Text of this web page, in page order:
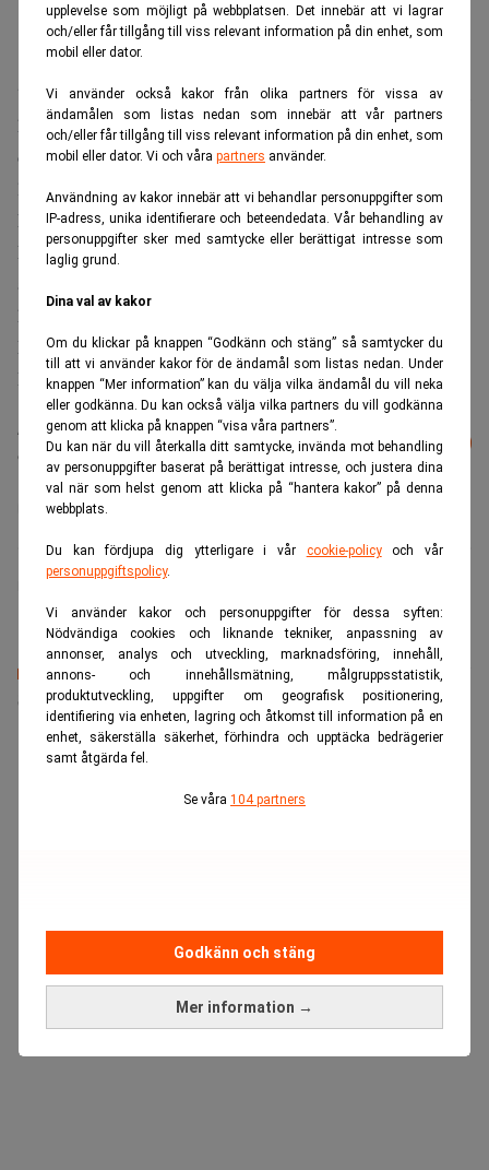
upplevelse som möjligt på webbplatsen. Det innebär att vi lagrar
och/eller får tillgång till viss relevant information på din enhet, som
mobil eller dator.
Vi använder också kakor från olika partners för vissa av
ändamålen som listas nedan som innebär att vår partners
och/eller får tillgång till viss relevant information på din enhet, som
mobil eller dator. Vi och våra partners använder.
Användning av kakor innebär att vi behandlar personuppgifter som
IP-adress, unika identifierare och beteendedata. Vår behandling av
personuppgifter sker med samtycke eller berättigat intresse som
laglig grund.
Dina val av kakor
Om du klickar på knappen “Godkänn och stäng” så samtycker du
till att vi använder kakor för de ändamål som listas nedan. Under
knappen “Mer information” kan du välja vilka ändamål du vill neka
eller godkänna. Du kan också välja vilka partners du vill godkänna
genom att klicka på knappen “visa våra partners”.
Du kan när du vill återkalla ditt samtycke, invända mot behandling
av personuppgifter baserat på berättigat intresse, och justera dina
val när som helst genom att klicka på “hantera kakor” på denna
webbplats.
Du kan fördjupa dig ytterligare i vår cookie-policyoch vår
personuppgiftspolicy.
Vi använder kakor och personuppgifter för dessa syften:
Nödvändiga cookies och liknande tekniker, anpassning av
annonser, analys och utveckling, marknadsföring, innehåll,
annons- och innehållsmätning, målgruppsstatistik,
produktutveckling, uppgifter om geografisk positionering,
identifiering via enheten, lagring och åtkomst till information på en
enhet, säkerställa säkerhet, förhindra och upptäcka bedrägerier
samt åtgärda fel.
Se våra 104 partners
Mer information →
Godkänn och stäng
“Penningpolitiken har en åtstramande effekt och ekonomin
håller på att kylas av. Samtidigt har företagens kostnader
ökat betydligt de senaste åren och fortsatt höga
löneökningar och kronförsvagningen fram till 2023
kommer sannolikt att hålla tillbaka disinflationen.
Följaktligen kommer det sannolikt att finnas ett behov av
att behålla en stram penningpolitik under en tid framöver”,
heter det.
Med disinflation syftas på avtagande prisökningstryck.
Riksbankens räntebesked presenteras den 1 februari.
Läs mer från Realtid - vårt nyhetsbrev
är kostnadsfritt:
Prenumerera
Norges Bank
Senaste lediga jobben